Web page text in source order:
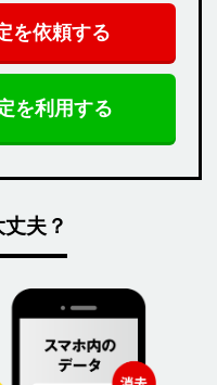
を依頼する
を利用する
夫？